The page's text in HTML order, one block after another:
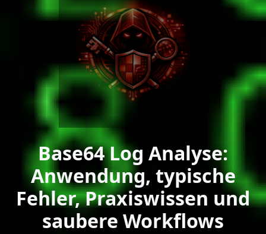
Base64 Log Analyse:
Anwendung, typische
Fehler, Praxiswissen und
saubere Workflows